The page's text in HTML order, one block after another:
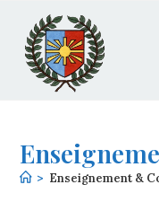
> Enseignement &